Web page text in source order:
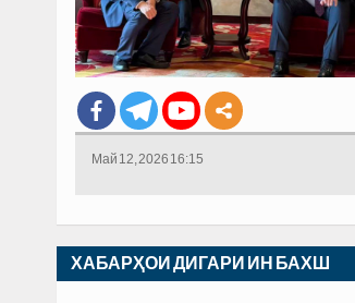
Май 12, 2026 16:15
ХАБАРҲОИ ДИГАРИ ИН БАХШ